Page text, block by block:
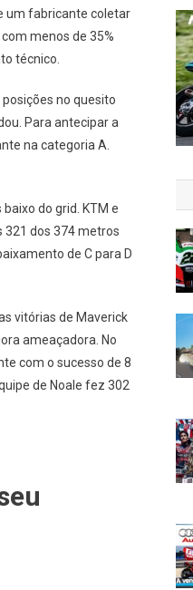
um fabricante coletar
menos de 35%
técnico.
no quesito
Para antecipar a
na categoria A.
do grid. KTM e
321 dos 374 metros
de C para D
vitórias de Maverick
ameaçadora. No
com o sucesso de 8
de Noale fez 302